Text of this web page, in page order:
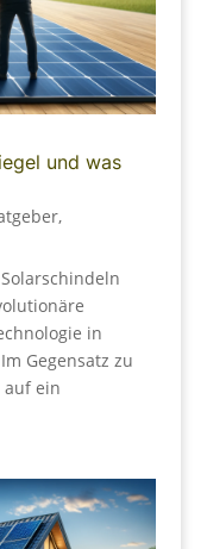
und was
,
in
Gegensatz zu
auf ein